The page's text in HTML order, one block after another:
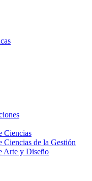
Ciencias
Ciencias de la Gestión
Arte y Diseño